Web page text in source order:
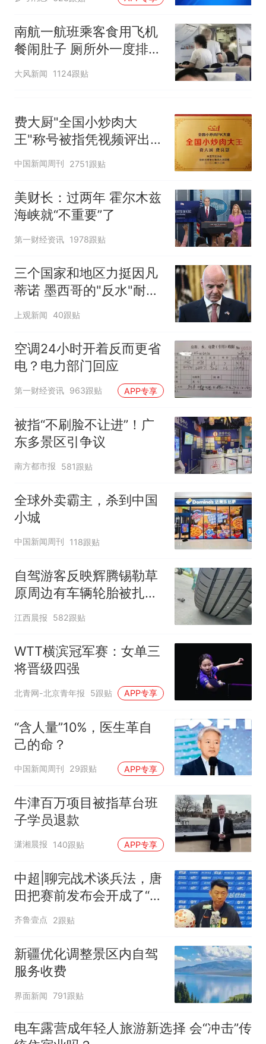
南航一航班乘客食用飞机
餐闹肚子 厕所外一度排长
队
大风新闻 1124跟贴
费大厨"全国小炒肉大
王"称号被指凭视频评出
官方回应
中国新闻周刊 2751跟贴
美财长：过两年 霍尔木兹
海峡就“不重要”了
第一财经资讯 1978跟贴
三个国家和地区力挺因凡
蒂诺 墨西哥的"反水"耐人
寻味
上观新闻 40跟贴
空调24小时开着反而更省
电？电力部门回应
第一财经资讯 963跟贴 APP专享
被指“不刷脸不让进”！广
东多景区引争议
南方都市报 581跟贴
全球外卖霸主，杀到中国
小城
中国新闻周刊 118跟贴
自驾游客反映辉腾锡勒草
原周边有车辆轮胎被扎，
修理店铺换胎价格高达千
元，官方发布情况通报
江西晨报 582跟贴
WTT横滨冠军赛：女单三
将晋级四强
北青网-北京青年报 5跟贴 APP专享
“含人量”10%，医生革自
己的命？
中国新闻周刊 29跟贴 APP专享
牛津百万项目被指草台班
子学员退款
潇湘晨报 140跟贴 APP专享
中超|聊完战术谈兵法，唐
田把赛前发布会开成了“军
师联盟”
齐鲁壹点 2跟贴
新疆优化调整景区内自驾
服务收费
界面新闻 791跟贴
电车露营成年轻人旅游新选择 会“冲击”传